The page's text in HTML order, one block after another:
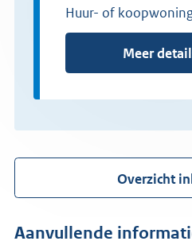
Huur- of
Meer
Overzicht
Aanvullende